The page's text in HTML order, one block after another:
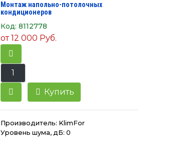
Монтаж напольно-потолочных
кондиционеров
Код: 8112778
от12 000 Руб.
Купить
Производитель: KlimFor
Уровень шума, дБ: 0